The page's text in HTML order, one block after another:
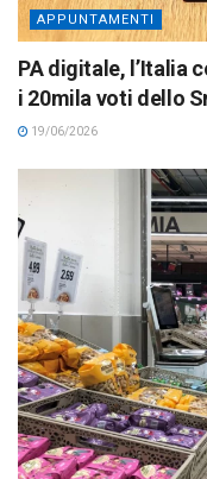
APPUNTAMENTI
PA digitale, l’Italia
i 20mila voti dello
19/06/2026